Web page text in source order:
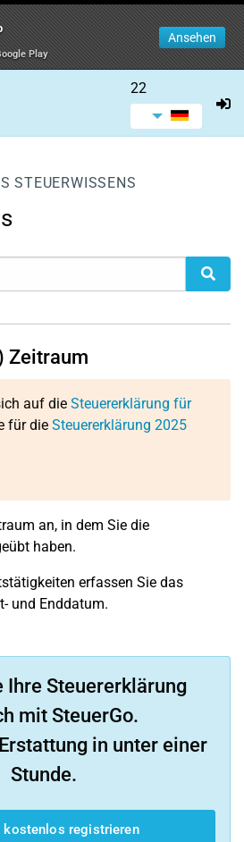
Play
Ansehen
22
STEUERWISSENS
Zeitraum
auf die Steuererklärung für
für die Steuererklärung 2025
an, in dem Sie die
haben.
erfassen Sie das
und Enddatum.
Ihre Steuererklärung
mit SteuerGo.
in unter einer
Stunde.
kostenlos registrieren